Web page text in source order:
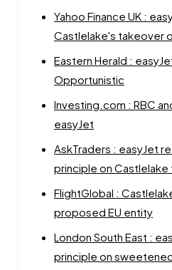
Yahoo Finance UK :
Castlelake's takeover
Eastern Herald :
Opportunistic
Investing.com : RBC
easyJet
AskTraders : easyJet
principle on
FlightGlobal :
proposed EU entity
London South East :
principle on